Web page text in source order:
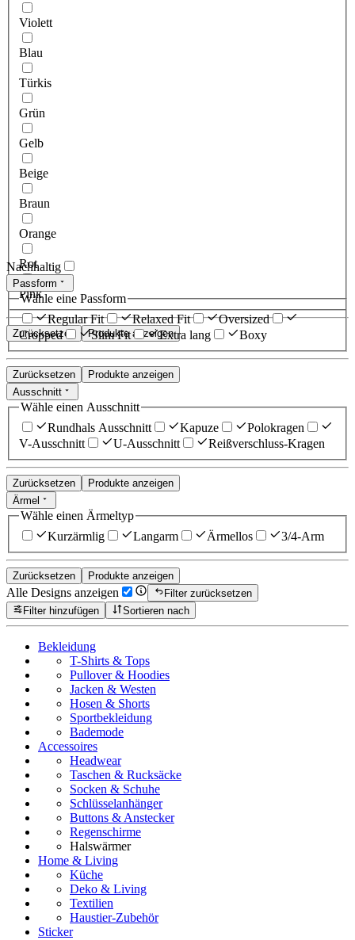
Violett
Blau
Türkis
Grün
Gelb
Beige
Braun
Orange
Rot
Pink
Zurücksetzen Produkte anzeigen
Nachhaltig
Passform
Wähle eine Passform
Regular Fit
Relaxed Fit
Oversized
Cropped
Slim Fit Extra lang Boxy
Zurücksetzen
Produkte anzeigen
Ausschnitt
Wähle einen Ausschnitt
Rundhals Ausschnitt
Kapuze
Polokragen
V-Ausschnitt
U-Ausschnitt Reißverschluss-Kragen
Zurücksetzen
Produkte anzeigen
Ärmel
Wähle einen Ärmeltyp
Kurzärmlig
Langarm Ärmellos 3/4-Arm
Zurücksetzen Produkte anzeigen
Alle Designs anzeigen
Filter zurücksetzen
Filter hinzufügen
Sortieren nach
Bekleidung
T-Shirts & Tops
Pullover & Hoodies
Jacken & Westen
Hosen & Shorts
Sportbekleidung
Bademode
Accessoires
Headwear
Taschen & Rucksäcke
Socken & Schuhe
Schlüsselanhänger
Buttons & Anstecker
Regenschirme
Halswärmer
Home & Living
Küche
Deko & Living
Textilien
Haustier-Zubehör
Sticker